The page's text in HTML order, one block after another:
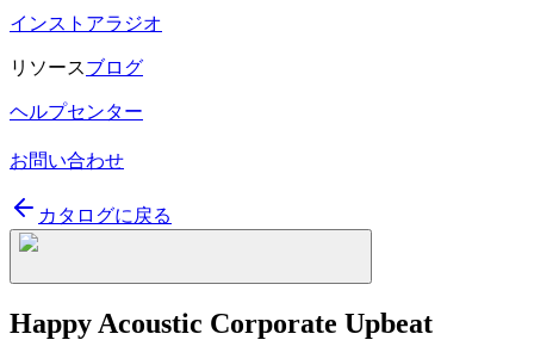
インストアラジオ
リソースブログ
ヘルプセンター
お問い合わせ
カタログに戻る
Happy Acoustic Corporate Upbeat